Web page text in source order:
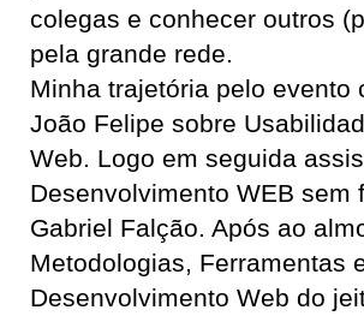
colegas e conhecer outros
pela grande rede.
Minha trajetória pelo
João Felipe sobre
Web. Logo em seguida
Desenvolvimento WEB sem
Gabriel Falção. Após ao
Metodologias, Ferramentas
Desenvolvimento Web do